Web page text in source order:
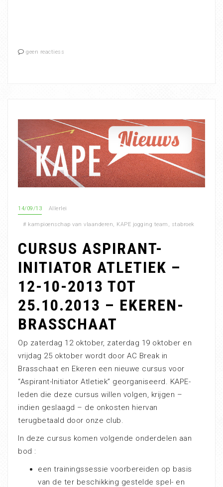
geen reactiess
14/09/13 Allerlei
# kampioenschap van vlaanderen, KAPE jogging team , stabroek
CURSUS ASPIRANT-
INITIATOR ATLETIEK –
12-10-2013 TOT
25.10.2013 – EKEREN-
BRASSCHAAT
Op zaterdag 12 oktober, zaterdag 19 oktober en
vrijdag 25 oktober wordt door AC Break in
Brasschaat en Ekeren een nieuwe cursus voor
“Aspirant-Initiator Atletiek” georganiseerd. KAPE-
leden die deze cursus willen volgen, krijgen –
indien geslaagd – de onkosten hiervan
terugbetaald door onze club.
In deze cursus komen volgende onderdelen aan
bod :
een trainingssessie voorbereiden op basis
van de ter beschikking gestelde spel- en